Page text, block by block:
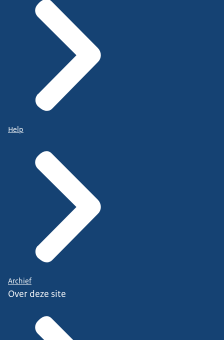
Help
Archief
Over deze site